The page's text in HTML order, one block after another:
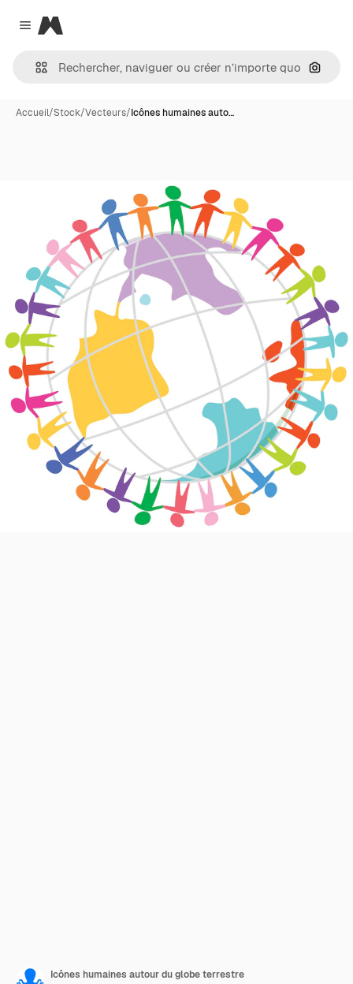
Close menu
Magnific
Accueil/Stock/Vecteurs/Icônes humaines auto…
Icônes humaines autour du globe terrestre